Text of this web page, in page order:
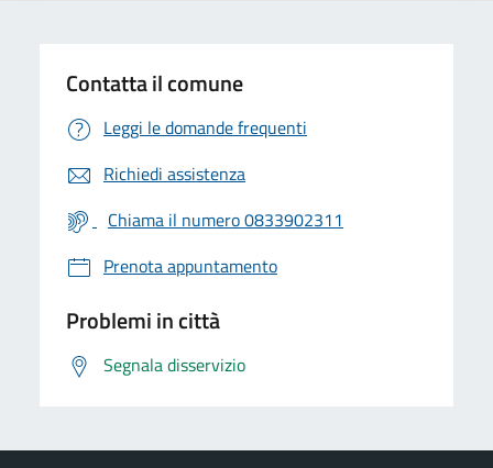
Contatta il comune
Leggi le domande frequenti
Richiedi assistenza
Chiama il numero 0833902311
Prenota appuntamento
Problemi in città
Segnala disservizio